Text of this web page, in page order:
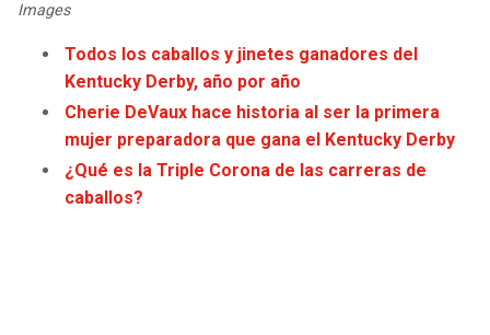
COWBOYS
GIANTS
EAGLES
CLIPPERS
LAKERS
SUNS
Images
Todos los caballos y jinetes ganadores del
Kentucky Derby, año por año
Cherie DeVaux hace historia al ser la primera
mujer preparadora que gana el Kentucky Derby
¿Qué es la Triple Corona de las carreras de
caballos?